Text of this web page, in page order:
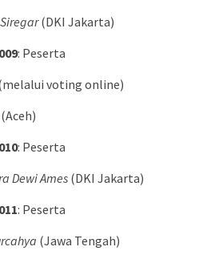
(DKI Jakarta)
: Peserta
voting online)
(Aceh)
: Peserta
Dewi Ames (DKI Jakarta)
: Peserta
(Jawa Tengah)